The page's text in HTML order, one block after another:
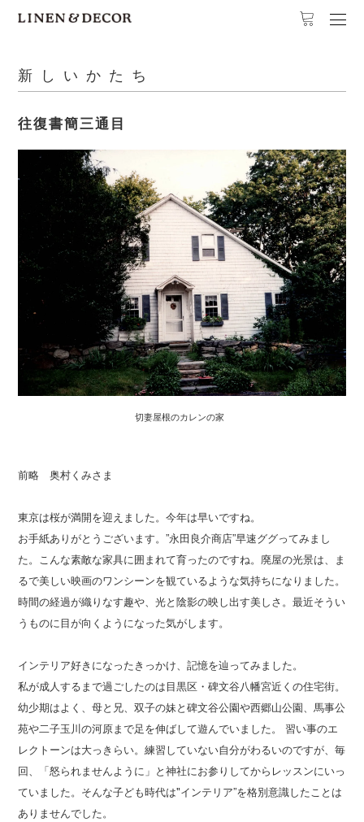
新しいかたち
往復書簡三通目
切妻屋根のカレンの家
前略 奥村くみさま
東京は桜が満開を迎えました。今年は早いですね。
お手紙ありがとうございます。”永田良介商店”早速ググってみまし
た。こんな素敵な家具に囲まれて育ったのですね。廃屋の光景は、ま
るで美しい映画のワンシーンを観ているような気持ちになりました。
時間の経過が織りなす趣や、光と陰影の映し出す美しさ。最近そうい
うものに目が向くようになった気がします。
インテリア好きになったきっかけ、記憶を辿ってみました。
私が成人するまで過ごしたのは目黒区・碑文谷八幡宮近くの住宅街。
幼少期はよく、母と兄、双子の妹と碑文谷公園や西郷山公園、馬事公
苑や二子玉川の河原まで足を伸ばして遊んでいました。 習い事のエ
レクトーンは大っきらい。練習していない自分がわるいのですが、毎
回、「怒られませんように」と神社にお参りしてからレッスンにいっ
ていました。そんな子ども時代は"インテリア”を格別意識したことは
ありませんでした。